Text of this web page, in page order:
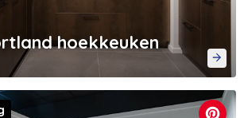
hoekkeuken